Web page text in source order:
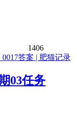
1406
03任务